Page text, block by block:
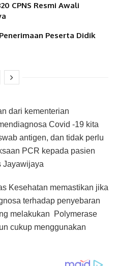
CPNS Resmi Awali
Peserta Didik
dari kementerian
Covid -19 kita
antigen, dan tidak perlu
PCR kepada pasien
Jayawijaya
Kesehatan memastikan jika
terhadap penyebaran
melakukan Polymerase
cukup menggunakan